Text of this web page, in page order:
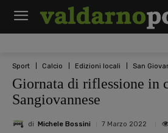
Sport Calcio Edizioni locali San
Giornata di riflessione in
Sangiovannese
di Michele Bossini 7 Marzo 2022